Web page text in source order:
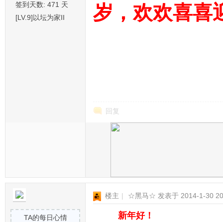
签到天数: 471 天
[LV.9]以坛为家II
岁，欢欢喜喜
回复
TA的每日心情
楼主 | ☆黑马☆ 发表于 2014-1-30
新年好！